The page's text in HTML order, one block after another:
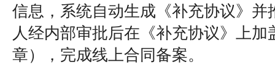
信息，系统自动生成《补充协议》并
人经内部审批后在《补充协议》上加
章），完成线上合同备案。